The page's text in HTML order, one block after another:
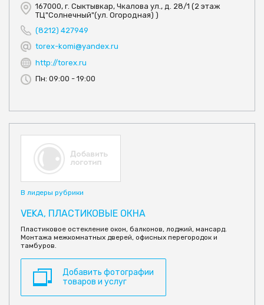
167000, г. Сыктывкар, Чкалова ул., д. 28/1 (2 этаж
ТЦ"Солнечный"(ул. Огородная) )
(8212) 427949
torex-komi@yandex.ru
http://torex.ru
Пн: 09:00 - 19:00
В лидеры рубрики
VEKA, ПЛАСТИКОВЫЕ ОКНА
Пластиковое остекление окон, балконов, лоджий, мансард.
Монтажа межкомнатных дверей, офисных перегородок и
тамбуров.
Добавить фотографии
товаров и услуг